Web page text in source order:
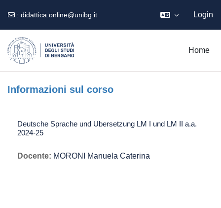
: didattica.online@unibg.it Login
Home
Informazioni sul corso
Deutsche Sprache und Ubersetzung LM I und LM II a.a.
2024-25
Docente: MORONI Manuela Caterina